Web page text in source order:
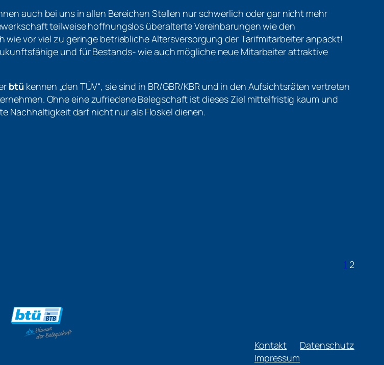
auch bei uns in allen Bereichen Stellen nur schwerlich oder gar nicht mehr
teilweise hoffnungslos überalterte Vereinbarungen wie den
vor viel zu geringe betriebliche Altersversorgung der Tarifmitarbeiter anpackt!
und für Bestands- wie auch mögliche neue Mitarbeiter attraktive
btü kennen „den TÜV“, sie sind in BR/GBR/KBR und in den Aufsichtsräten vertreten
Ohne eine zufriedene Belegschaft ist dieses Ziel mittelfristig kaum und
Nachhaltigkeit darf nicht nur als Floskel dienen.
1 2
Kontakt
Impressum
Datenschutz